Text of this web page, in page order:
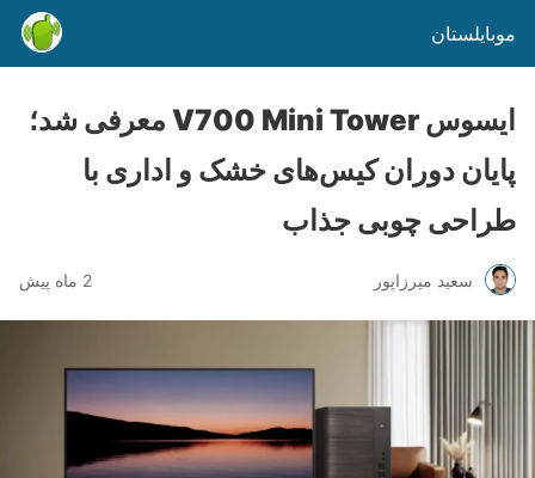
موبایلستان
ایسوس V700 Mini Tower معرفی شد؛
پایان دوران کیس‌های خشک و اداری با
طراحی چوبی جذاب
سعید میرزاپور 2 ماه پیش